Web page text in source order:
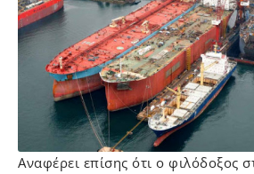
Αναφέρει επίσης ότι ο φιλόδοξος